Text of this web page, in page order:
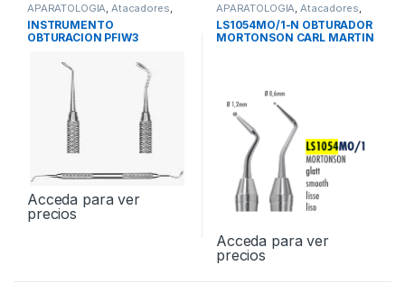
APARATOLOGIA Atacadores
INSTRUMENTO
OBTURACION PFIW3
Acceda para ver
precios
APARATOLOGIA Atacadores
Instrumental
LS1054MO/1-N OBTURADOR
MORTONSON CARL MARTIN
Acceda para ver
precios